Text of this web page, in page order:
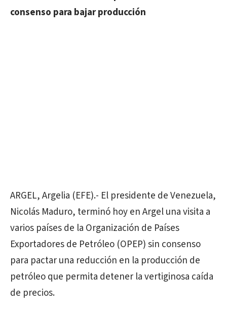
consenso para bajar producción
ARGEL, Argelia (EFE).- El presidente de Venezuela,
Nicolás Maduro, terminó hoy en Argel una visita a
varios países de la Organización de Países
Exportadores de Petróleo (OPEP) sin consenso
para pactar una reducción en la producción de
petróleo que permita detener la vertiginosa caída
de precios.